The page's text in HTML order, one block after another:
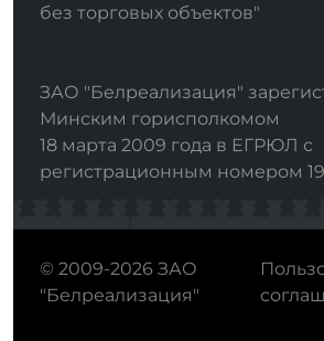
без торговых объектов"
ЗАО "Белреализация"
Минским горисполкомом
18 марта 2009 года в ЕГРЮЛ с
регистрационным номером
© 2009-2026 ЗАО
"Белреализация"